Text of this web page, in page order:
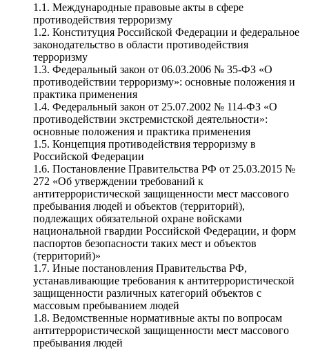
1.1. Международные правовые акты в сфере
противодействия терроризму
1.2. Конституция Российской Федерации и федеральное
законодательство в области противодействия
терроризму
1.3. Федеральный закон от 06.03.2006 № 35-ФЗ «О
противодействии терроризму»: основные положения и
практика применения
1.4. Федеральный закон от 25.07.2002 № 114-ФЗ «О
противодействии экстремистской деятельности»:
основные положения и практика применения
1.5. Концепция противодействия терроризму в
Российской Федерации
1.6. Постановление Правительства РФ от 25.03.2015 №
272 «Об утверждении требований к
антитеррористической защищенности мест массового
пребывания людей и объектов (территорий),
подлежащих обязательной охране войсками
национальной гвардии Российской Федерации, и форм
паспортов безопасности таких мест и объектов
(территорий)»
1.7. Иные постановления Правительства РФ,
устанавливающие требования к антитеррористической
защищенности различных категорий объектов с
массовым пребыванием людей
1.8. Ведомственные нормативные акты по вопросам
антитеррористической защищенности мест массового
пребывания людей